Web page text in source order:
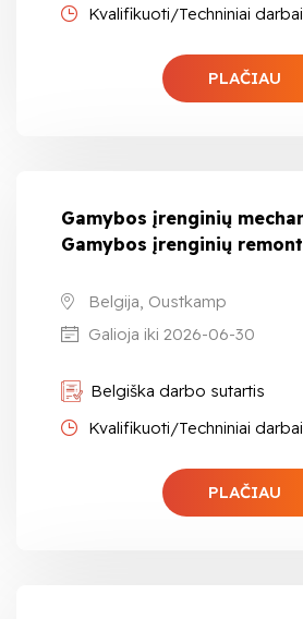
Kvalifikuoti/Techniniai darbai
PLAČIAU
Gamybos įrenginių
Gamybos įrenginių
Belgija, Oustkamp
Galioja iki 2026-06-30
Belgiška darbo sutartis
Kvalifikuoti/Techniniai darbai
PLAČIAU